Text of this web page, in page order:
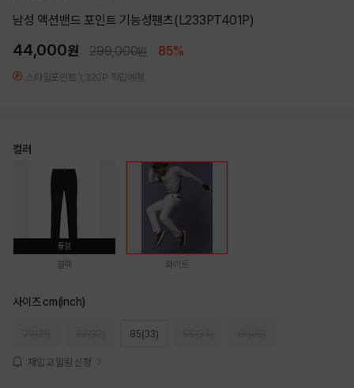
남성 액션밴드 포인트 기능성팬츠(L233PT401P)
44,000원 299,000원 85%
스타일포인트 1,320P 적립예정
컬러
품절
블랙 화이트
사이즈 cm(inch)
85(33)
재입고 알림 신청